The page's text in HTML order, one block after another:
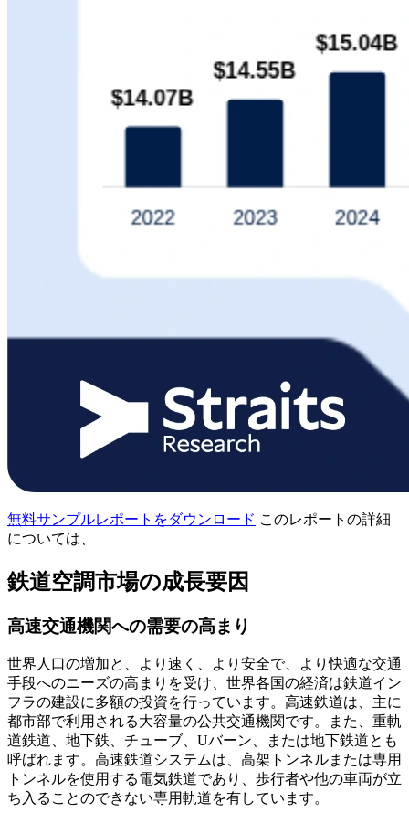
無料サンプルレポートをダウンロード このレポートの詳細
については、
鉄道空調市場の成長要因
高速交通機関への需要の高まり
世界人口の増加と、より速く、より安全で、より快適な交通
手段へのニーズの高まりを受け、世界各国の経済は鉄道イン
フラの建設に多額の投資を行っています。高速鉄道は、主に
都市部で利用される大容量の公共交通機関です。また、重軌
道鉄道、地下鉄、チューブ、Uバーン、または地下鉄道とも
呼ばれます。高速鉄道システムは、高架トンネルまたは専用
トンネルを使用する電気鉄道であり、歩行者や他の車両が立
ち入ることのできない専用軌道を有しています。